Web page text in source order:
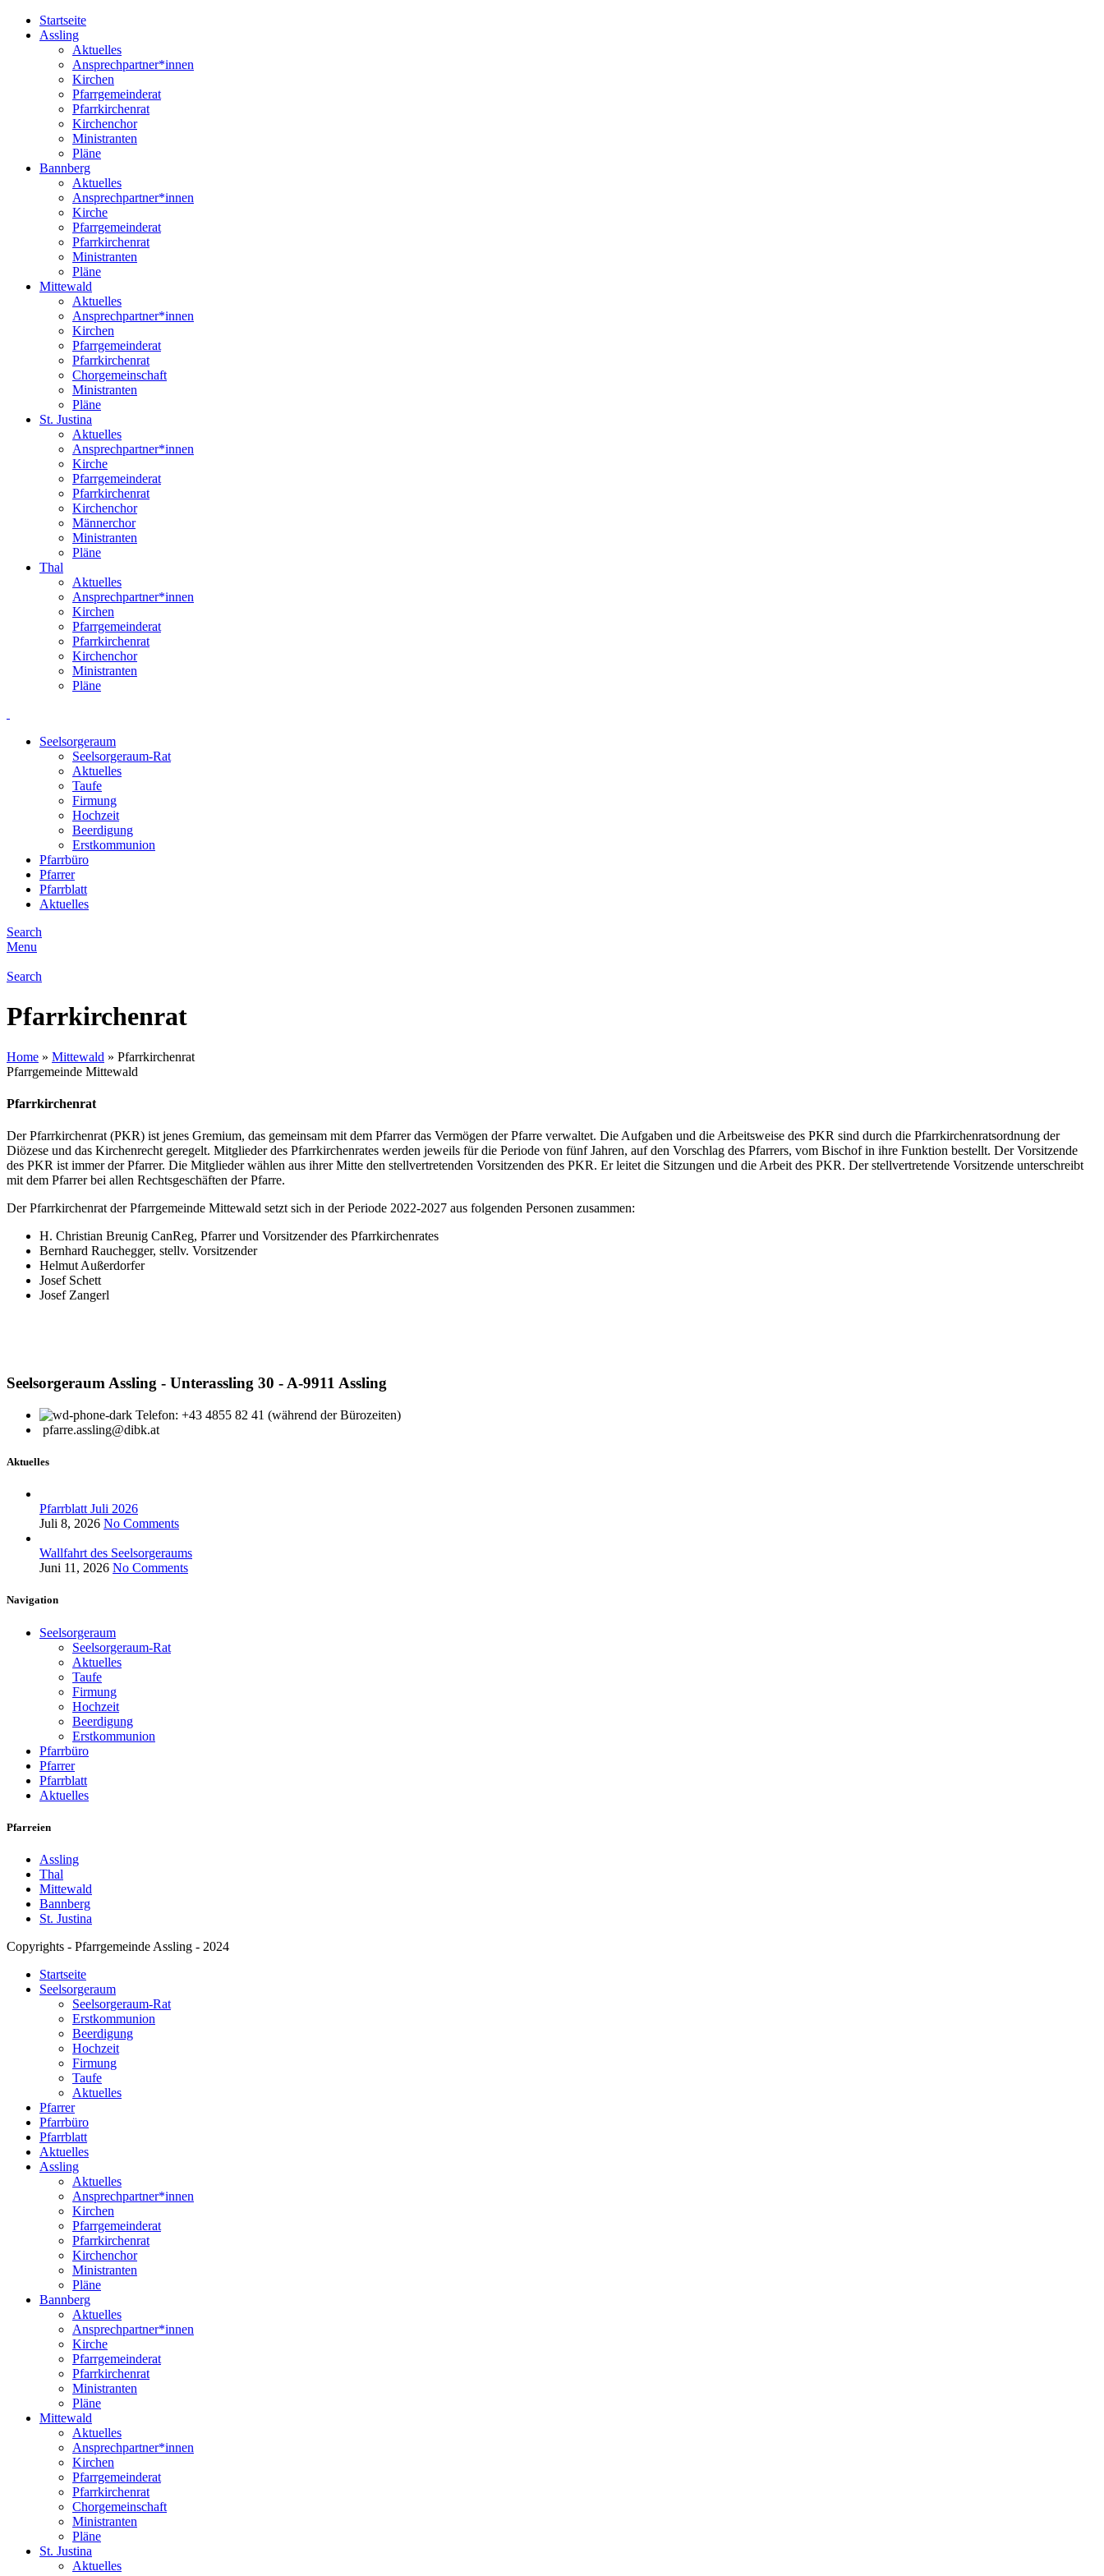
Startseite
Assling
Aktuelles
Ansprechpartner*innen
Kirchen
Pfarrgemeinderat
Pfarrkirchenrat
Kirchenchor
Ministranten
Pläne
Bannberg
Aktuelles
Ansprechpartner*innen
Kirche
Pfarrgemeinderat
Pfarrkirchenrat
Ministranten
Pläne
Mittewald
Aktuelles
Ansprechpartner*innen
Kirchen
Pfarrgemeinderat
Pfarrkirchenrat
Chorgemeinschaft
Ministranten
Pläne
St. Justina
Aktuelles
Ansprechpartner*innen
Kirche
Pfarrgemeinderat
Pfarrkirchenrat
Kirchenchor
Männerchor
Ministranten
Pläne
Thal
Aktuelles
Ansprechpartner*innen
Kirchen
Pfarrgemeinderat
Pfarrkirchenrat
Kirchenchor
Ministranten
Pläne
Seelsorgeraum
Seelsorgeraum-Rat
Aktuelles
Taufe
Firmung
Hochzeit
Beerdigung
Erstkommunion
Pfarrbüro
Pfarrer
Pfarrblatt
Aktuelles
Search
Menu
Search
Pfarrkirchenrat
Home » Mittewald » Pfarrkirchenrat
Pfarrgemeinde Mittewald
Pfarrkirchenrat
Der Pfarrkirchenrat (PKR) ist jenes Gremium, das gemeinsam mit dem Pfarrer das Vermögen der Pfarre verwaltet. Die Aufgaben und die Arbeitsweise des PKR sind durch die Pfarrkirchenratsordnung der
Diözese und das Kirchenrecht geregelt. Mitglieder des Pfarrkirchenrates werden jeweils für die Periode von fünf Jahren, auf den Vorschlag des Pfarrers, vom Bischof in ihre Funktion bestellt. Der Vorsitzende
des PKR ist immer der Pfarrer. Die Mitglieder wählen aus ihrer Mitte den stellvertretenden Vorsitzenden des PKR. Er leitet die Sitzungen und die Arbeit des PKR. Der stellvertretende Vorsitzende unterschreibt
mit dem Pfarrer bei allen Rechtsgeschäften der Pfarre.
Der Pfarrkirchenrat der Pfarrgemeinde Mittewald setzt sich in der Periode 2022-2027 aus folgenden Personen zusammen:
H. Christian Breunig CanReg, Pfarrer und Vorsitzender des Pfarrkirchenrates
Bernhard Rauchegger, stellv. Vorsitzender
Helmut Außerdorfer
Josef Schett
Josef Zangerl
Seelsorgeraum Assling - Unterassling 30 - A-9911 Assling
Telefon: +43 4855 82 41 (während der Bürozeiten)
pfarre.assling@dibk.at
Aktuelles
Pfarrblatt Juli 2026
Juli 8, 2026 No Comments
Wallfahrt des Seelsorgeraums
Juni 11, 2026 No Comments
Navigation
Seelsorgeraum
Seelsorgeraum-Rat
Aktuelles
Taufe
Firmung
Hochzeit
Beerdigung
Erstkommunion
Pfarrbüro
Pfarrer
Pfarrblatt
Aktuelles
Pfarreien
Assling
Thal
Mittewald
Bannberg
St. Justina
Copyrights - Pfarrgemeinde Assling - 2024
Startseite
Seelsorgeraum
Seelsorgeraum-Rat
Erstkommunion
Beerdigung
Hochzeit
Firmung
Taufe
Aktuelles
Pfarrer
Pfarrbüro
Pfarrblatt
Aktuelles
Assling
Aktuelles
Ansprechpartner*innen
Kirchen
Pfarrgemeinderat
Pfarrkirchenrat
Kirchenchor
Ministranten
Pläne
Bannberg
Aktuelles
Ansprechpartner*innen
Kirche
Pfarrgemeinderat
Pfarrkirchenrat
Ministranten
Pläne
Mittewald
Aktuelles
Ansprechpartner*innen
Kirchen
Pfarrgemeinderat
Pfarrkirchenrat
Chorgemeinschaft
Ministranten
Pläne
St. Justina
Aktuelles